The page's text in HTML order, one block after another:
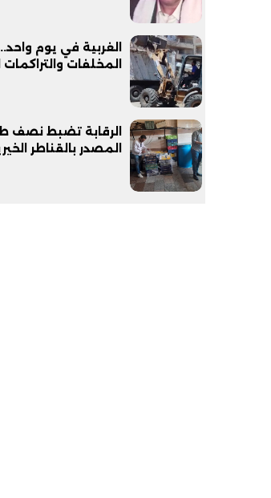
المخلفات والتراكمات
الرقابة تضبط نصف
المصدر بالقناطر